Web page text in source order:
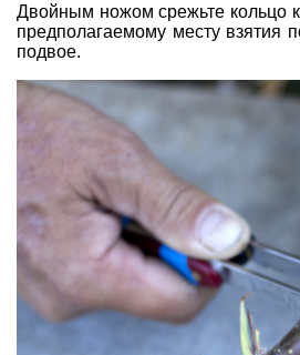
Двойным ножом срежьте кольцо
предполагаемому месту взятия
подвое.